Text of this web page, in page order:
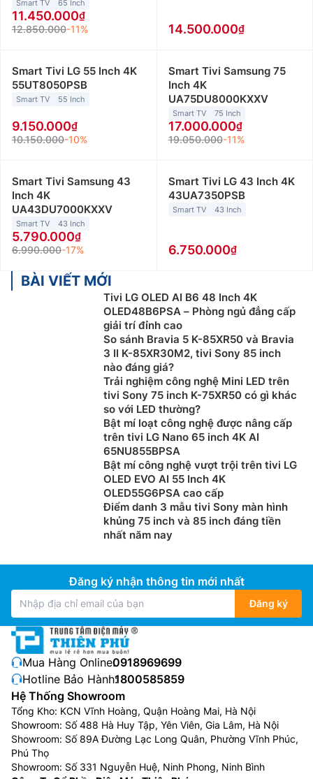
Smart TV 65 Inch
11.450.000
12.850.000-11% 14.500.000
Smart Tivi LG 55 Inch 4K
55UT8050PSB
Smart TV 55 Inch
9.150.000
10.150.000-10%
Smart Tivi Samsung 75
Inch 4K
UA75DU8000KXXV
Smart TV 75 Inch
17.000.000
19.050.000-11%
Smart Tivi Samsung 43
Inch 4K
UA43DU7000KXXV
Smart TV 43 Inch
5.790.000
6.990.000-17%
Smart Tivi LG 43 Inch 4K
43UA7350PSB
Smart TV 43 Inch
6.750.000
BÀI VIẾT MỚI
Tivi LG OLED AI B6 48 Inch 4K
OLED48B6PSA – Phòng ngủ đẳng cấp
giải trí đỉnh cao
So sánh Bravia 5 K-85XR50 và Bravia
3 II K-85XR30M2, tivi Sony 85 inch
nào đáng giá?
Trải nghiệm công nghệ Mini LED trên
tivi Sony 75 inch K-75XR50 có gì khác
so với LED thường?
Bật mí loạt công nghệ được nâng cấp
trên tivi LG Nano 65 inch 4K AI
65NU855BPSA
Bật mí công nghệ vượt trội trên tivi LG
OLED EVO AI 55 Inch 4K
OLED55G6PSA cao cấp
Điểm danh 3 mẫu tivi Sony màn hình
khủng 75 inch và 85 inch đáng tiền
nhất năm nay
Đăng ký nhận thông tin mới nhất
Đăng ký
Mua Hàng Online:0918969699
Hotline Bảo Hành:1800585859
Hệ Thống Showroom
Tổng Kho: KCN Vĩnh Hoàng, Quận Hoàng Mai, Hà Nội
Showroom: Số 488 Hà Huy Tập, Yên Viên, Gia Lâm, Hà Nội
Showroom: Số 89A Đường Lạc Long Quân, Phường Vĩnh Phúc,
Phú Thọ
Showroom: Số 331 Nguyễn Huệ, Ninh Phong, Ninh Bình